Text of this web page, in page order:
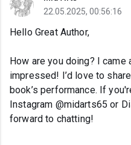
22.05.2025, 00:56:16
Hello Great Author,
How are you doing? I came
impressed! I’d love to
book’s performance. If
Instagram @midarts65 or
forward to chatting!